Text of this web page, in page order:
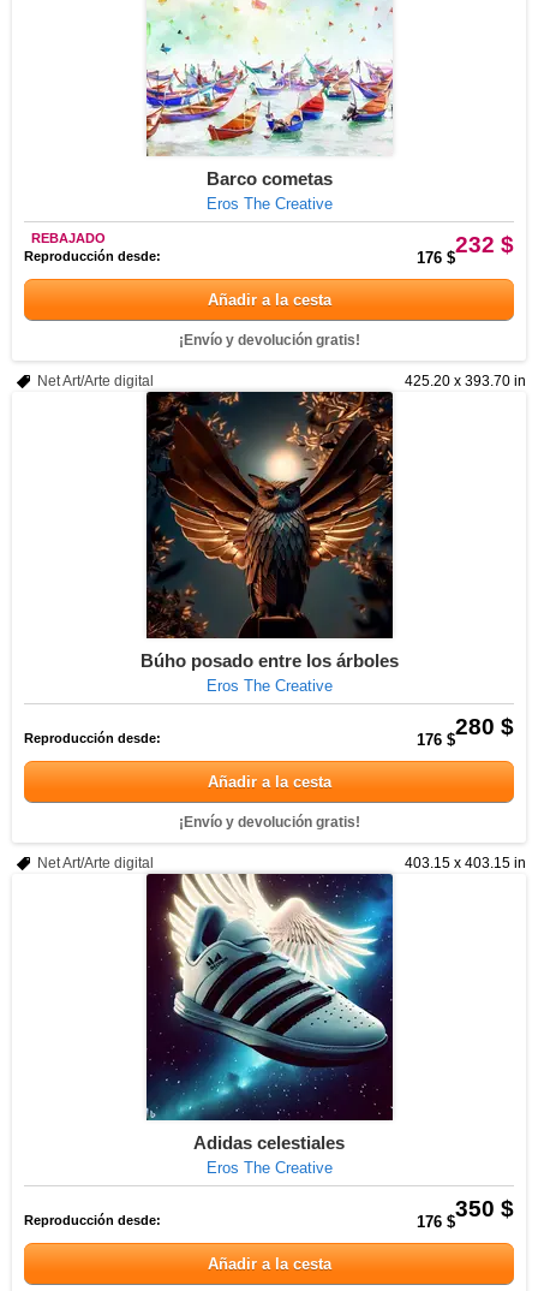
Barco cometas
Eros The Creative
232 $
REBAJADO
Reproducción desde:
176 $
Añadir a la cesta
¡Envío y devolución gratis!
425.20 x 393.70 in
Net Art/Arte digital
Búho posado entre los árboles
Eros The Creative
280 $
Reproducción desde: 176 $
Añadir a la cesta
¡Envío y devolución gratis!
403.15 x 403.15 in
Net Art/Arte digital
Adidas celestiales
Eros The Creative
350 $
Reproducción desde: 176 $
Añadir a la cesta